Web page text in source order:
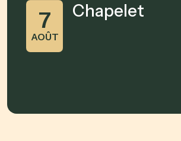
7
AOÛT
Chapelet